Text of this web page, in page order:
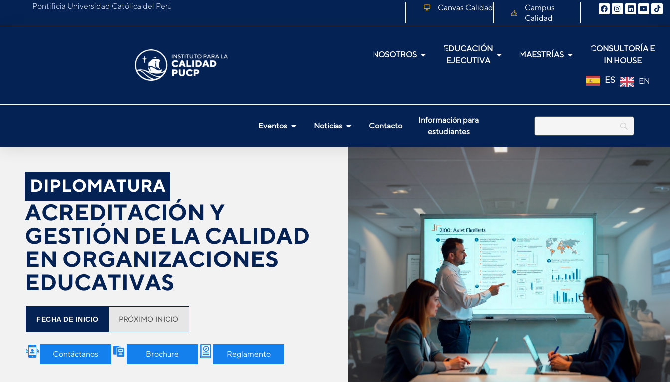
Pontificia Universidad Católica del Perú Canvas Calidad
Campus
Calidad
NOSOTROS
EDUCACIÓN
EJECUTIVA
MAESTRÍAS
CONSULTORÍA E
IN HOUSE
ES EN
Eventos Noticias Contacto
Información para
estudiantes
DIPLOMATURA
ACREDITACIÓN Y
GESTIÓN DE LA CALIDAD
EN ORGANIZACIONES
EDUCATIVAS
FECHA DE INICIO PRÓXIMO INICIO
Contáctanos Brochure Reglamento